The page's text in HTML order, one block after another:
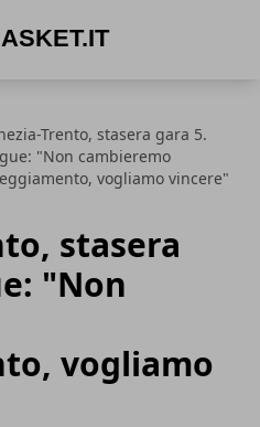
Trento, stasera gara 5.
"Non cambieremo
vogliamo vincere"
stasera
"Non
vogliamo